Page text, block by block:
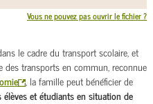
Vous ne pouvez pas ouvrir le fichier ?
le cadre du transport scolaire, et
des transports en commun, reconnue
, la famille peut bénéficier de
et étudiants en situation de